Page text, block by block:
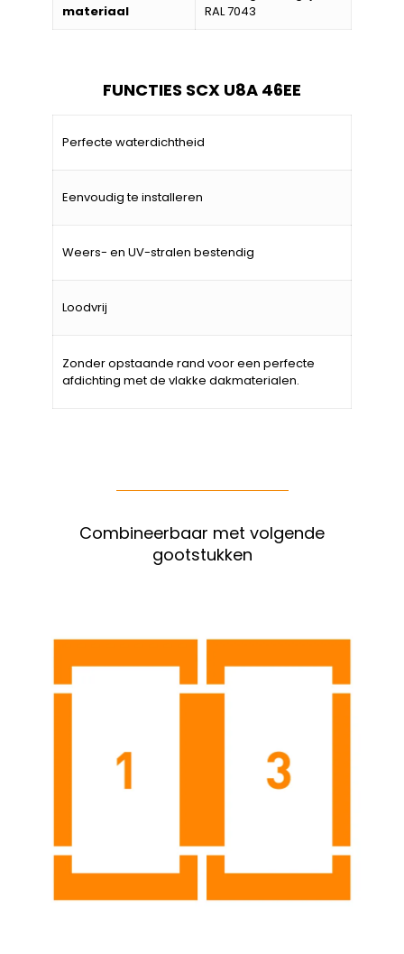
materiaal
RAL 7043
FUNCTIES SCX U8A 46EE
Perfecte waterdichtheid
Eenvoudig te installeren
Weers- en UV-stralen bestendig
Loodvrij
Zonder opstaande rand voor een perfecte
afdichting met de vlakke dakmaterialen.
Combineerbaar met volgende
gootstukken